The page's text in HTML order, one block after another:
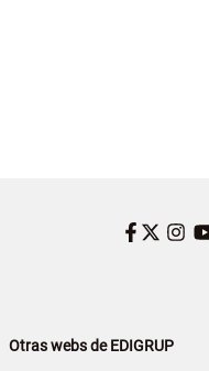
Otras webs de EDIGRUP